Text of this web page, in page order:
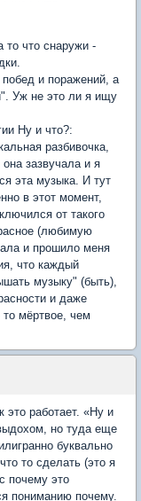
то что снаружи -
и поражений, а
Уж не это ли я ищу
Ну и что?:
разбивочка,
зазвучала и я
эта музыка. И тут
в этот момент,
от такого
(любимую
и прошило меня
что каждый
музыку" (быть),
и даже
мёртвое, чем
это работает. «Ну и
но туда еще
буквально
то сделать (это я
почему это
пониманию почему.